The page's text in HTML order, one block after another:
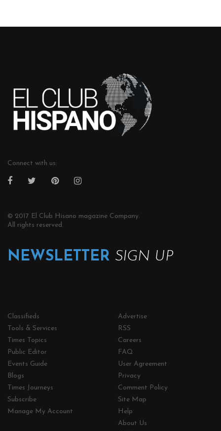
Connect with us:
© 2017 El Club Hisano magazine Company.
All rights reserved.
NEWSLETTER SIGN UP
Classifieds
Tools & Services
Times Topics
Public Editor
Events Guide
Blogs
Times Journeys
Subscribe
Manage My Account
Advertise
RSS
Careers
FAQ
User Agreement
Privacy
Comment Policy
Site Map
Help
About Us